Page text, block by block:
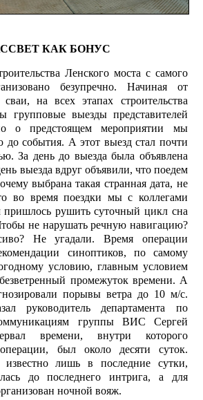
КАК БОНУС
Ленского моста с самого
безупречно. Начиная от
на всех этапах строительства
групповые выезды представителей
о предстоящем мероприятии мы
до события. А этот выезд стал почти
За день до выезда была объявлена
выезда вдруг объявили, что поедем
выбрана такая странная дата, не
во время поездки мы с коллегами
пришлось рушить суточный цикл сна
не нарушать речную навигацию?
Не угадали. Время операции
синоптиков, по самому
условию, главным условием
промежуток времени. А
порывы ветра до 10 м/с.
руководитель департамента по
группы ВИС Сергей
времени, внутри которого
был около десяти суток.
лишь в последние сутки,
до последнего интрига, а для
ночной вояж.